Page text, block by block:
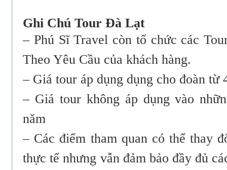
Ghi Chú Tour Đà Lạt
– Phú Sĩ Travel còn tổ chức các
Theo Yêu Cầu của khách hàng.
– Giá tour áp dụng dụng cho đoàn từ
– Giá tour không áp dụng vào
năm
– Các điểm tham quan có thể thay
thực tế nhưng vẫn đảm bảo đầy đủ